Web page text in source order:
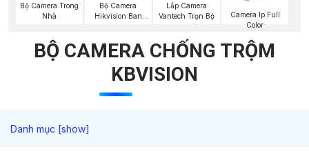
Bộ Camera Trong
Nhà
Bộ Camera
Hikvision Ban
Lắp Camera
Vantech Trọn Bộ
Camera Ip Full
Color
BỘ CAMERA CHỐNG TRỘM
KBVISION